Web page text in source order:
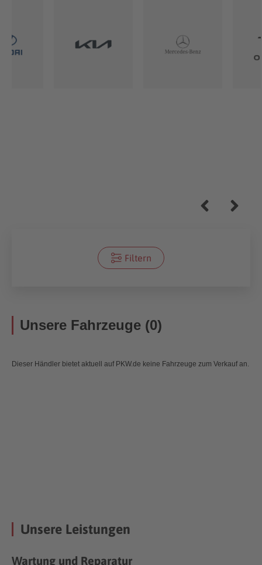
Filtern
Unsere Fahrzeuge (0)
Dieser Händler bietet aktuell auf PKW.de keine Fahrzeuge zum Verkauf an.
Unsere Leistungen
Wartung und Reparatur